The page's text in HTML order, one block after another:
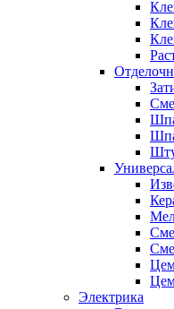
Электрика